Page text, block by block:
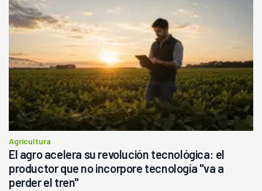
Agricultura
El agro acelera su revolución tecnológica: el
productor que no incorpore tecnología "va a
perder el tren"